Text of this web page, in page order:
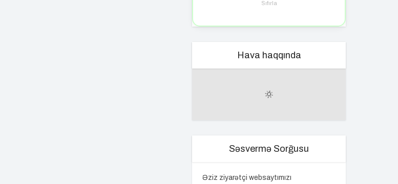
Sıfırla
Hava haqqında
Səsvermə Sorğusu
Əziz ziyarətçi websaytımızı